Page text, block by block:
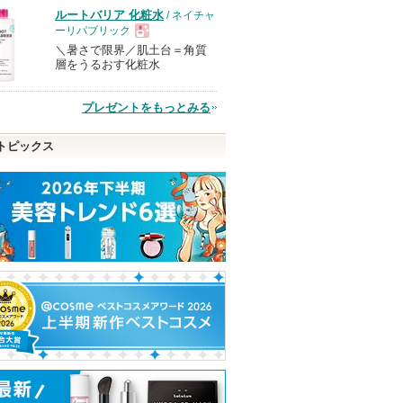
て
い
ま
す
品
ルートバリア 化粧水 / ネイチャ
ーリパブリック
現
品
＼暑さで限界／肌土台＝角質
層をうるおす化粧水
プレゼントをもっとみる
ピックス